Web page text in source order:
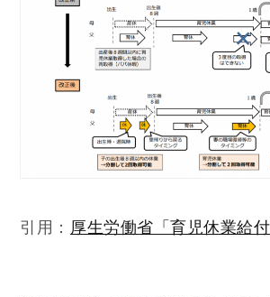
引用： 厚生労働省「育児休業給付